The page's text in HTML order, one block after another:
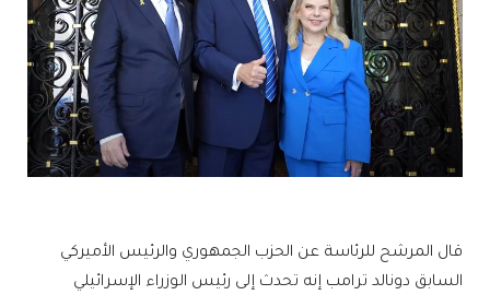
قال المرشح للرئاسة عن الحزب الجمهوري والرئيس الأميركي
السابق دونالد ترامب إنه تحدث إلى رئيس الوزراء الإسرائيلي